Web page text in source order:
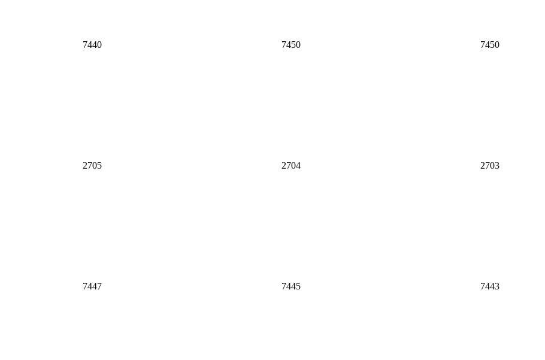
7450
7450
7440
2703
2704
2705
7443
7445
7447